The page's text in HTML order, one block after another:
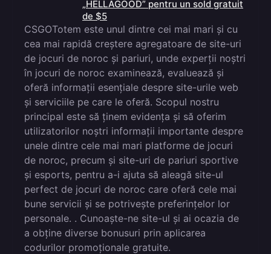
„HELLAGOOD” pentru un sold gratuit
de $5
CSGOTotem este unul dintre cei mai mari și cu
cea mai rapidă creștere agregatoare de site-uri
de jocuri de noroc și pariuri, unde experții noștri
în jocuri de noroc examinează, evaluează și
oferă informații esențiale despre site-urile web
și serviciile pe care le oferă. Scopul nostru
principal este să ținem evidența și să oferim
utilizatorilor noștri informații importante despre
unele dintre cele mai mari platforme de jocuri
de noroc, precum și site-uri de pariuri sportive
și esports, pentru a-i ajuta să aleagă site-ul
perfect de jocuri de noroc care oferă cele mai
bune servicii și se potrivește preferințelor lor
personale. . Cunoaște-ne site-ul și ai ocazia de
a obține diverse bonusuri prin aplicarea
codurilor promoționale gratuite.